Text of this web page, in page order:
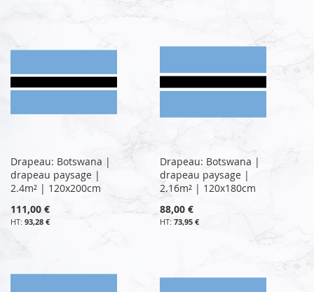
Drapeau: Botswana |
drapeau paysage |
2.4m² | 120x200cm
111,00 €
93,28 €
Drapeau: Botswana |
drapeau paysage |
2.16m² | 120x180cm
88,00 €
73,95 €